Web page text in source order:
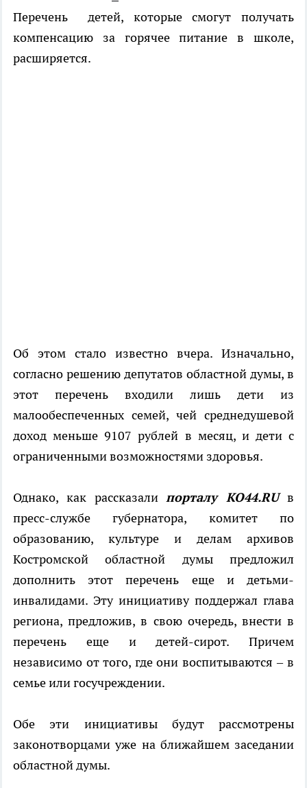
Перечень детей, которые смогут получать
компенсацию за горячее питание в школе,
расширяется.
Об этом стало известно вчера. Изначально,
согласно решению депутатов областной думы, в
этот перечень входили лишь дети из
малообеспеченных семей, чей среднедушевой
доход меньше 9107 рублей в месяц, и дети с
ограниченными возможностями здоровья.
Однако, как рассказалипорталу КО44.RUв
пресс-службе губернатора, комитет по
образованию, культуре и делам архивов
Костромской областной думы предложил
дополнить этот перечень еще и детьми-
инвалидами. Эту инициативу поддержал глава
региона, предложив, в свою очередь, внести в
перечень еще и детей-сирот. Причем
независимо от того, где они воспитываются – в
семье или госучреждении.
Обе эти инициативы будут рассмотрены
законотворцами уже на ближайшем заседании
областной думы.